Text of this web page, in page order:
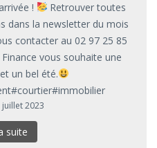
!
Retrouver toutes
dans la newsletter du mois
contacter au 02 97 25 85
vous souhaite une
un bel été.
juillet 2023
suite